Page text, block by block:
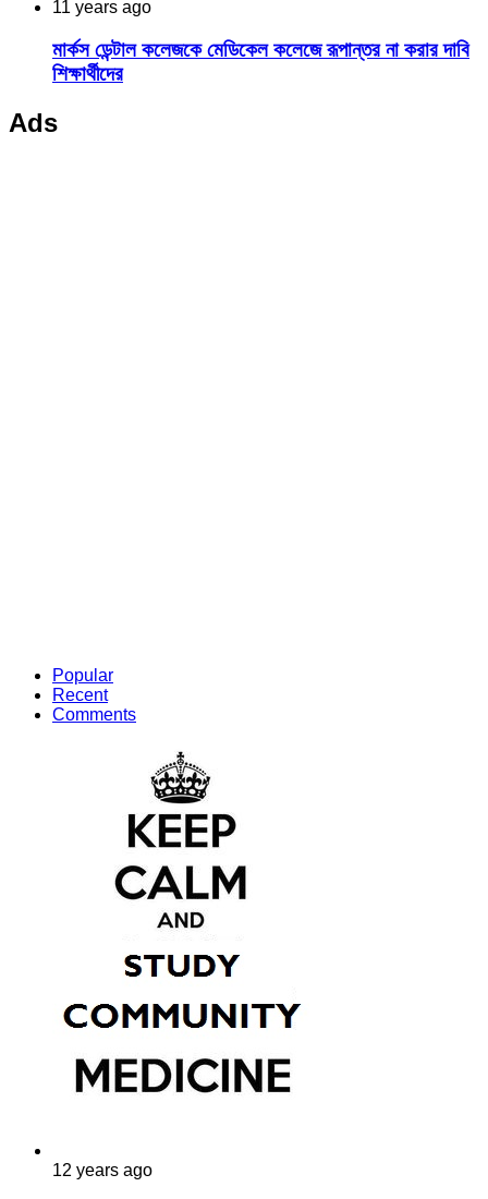
11 years ago
মার্কস ডেন্টাল কলেজকে মেডিকেল কলেজে রূপান্তর না করার দাবি
শিক্ষার্থীদের
Ads
Popular
Recent
Comments
12 years ago